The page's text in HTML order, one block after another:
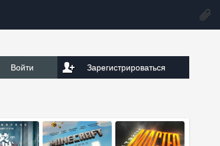
Войти Зарегистрироваться